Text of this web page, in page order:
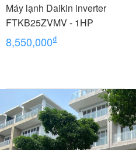
Máy lạnh Daikin inverter
FTKB25ZVMV - 1HP
8,550,000₫